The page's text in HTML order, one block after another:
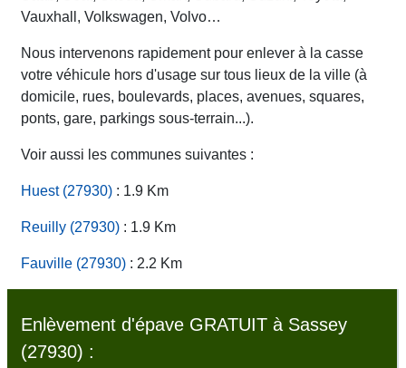
Vauxhall, Volkswagen, Volvo…
Nous intervenons rapidement pour enlever à la casse
votre véhicule hors d'usage sur tous lieux de la ville (à
domicile, rues, boulevards, places, avenues, squares,
ponts, gare, parkings sous-terrain...).
Voir aussi les communes suivantes :
Huest (27930) : 1.9 Km
Reuilly (27930) : 1.9 Km
Fauville (27930) : 2.2 Km
Enlèvement d'épave GRATUIT à Sassey
(27930) :